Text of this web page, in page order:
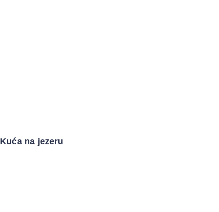
Kuća na jezeru